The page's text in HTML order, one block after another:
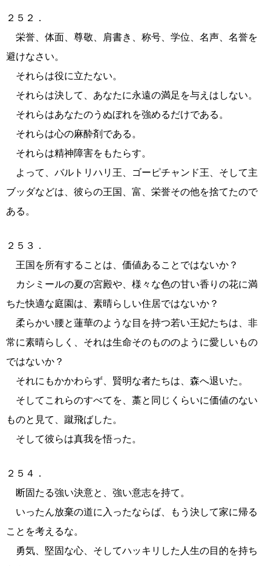
２５２．
栄誉、体面、尊敬、肩書き、称号、学位、名声、名誉を
避けなさい。
それらは役に立たない。
それらは決して、あなたに永遠の満足を与えはしない。
それらはあなたのうぬぼれを強めるだけである。
それらは心の麻酔剤である。
それらは精神障害をもたらす。
よって、バルトリハリ王、ゴーピチャンド王、そして主
ブッダなどは、彼らの王国、富、栄誉その他を捨てたので
ある。
２５３．
王国を所有することは、価値あることではないか？
カシミールの夏の宮殿や、様々な色の甘い香りの花に満
ちた快適な庭園は、素晴らしい住居ではないか？
柔らかい腰と蓮華のような目を持つ若い王妃たちは、非
常に素晴らしく、それは生命そのもののように愛しいもの
ではないか？
それにもかかわらず、賢明な者たちは、森へ退いた。
そしてこれらのすべてを、藁と同じくらいに価値のない
ものと見て、蹴飛ばした。
そして彼らは真我を悟った。
２５４．
断固たる強い決意と、強い意志を持て。
いったん放棄の道に入ったならば、もう決して家に帰る
ことを考えるな。
勇気、堅固な心、そしてハッキリした人生の目的を持ち